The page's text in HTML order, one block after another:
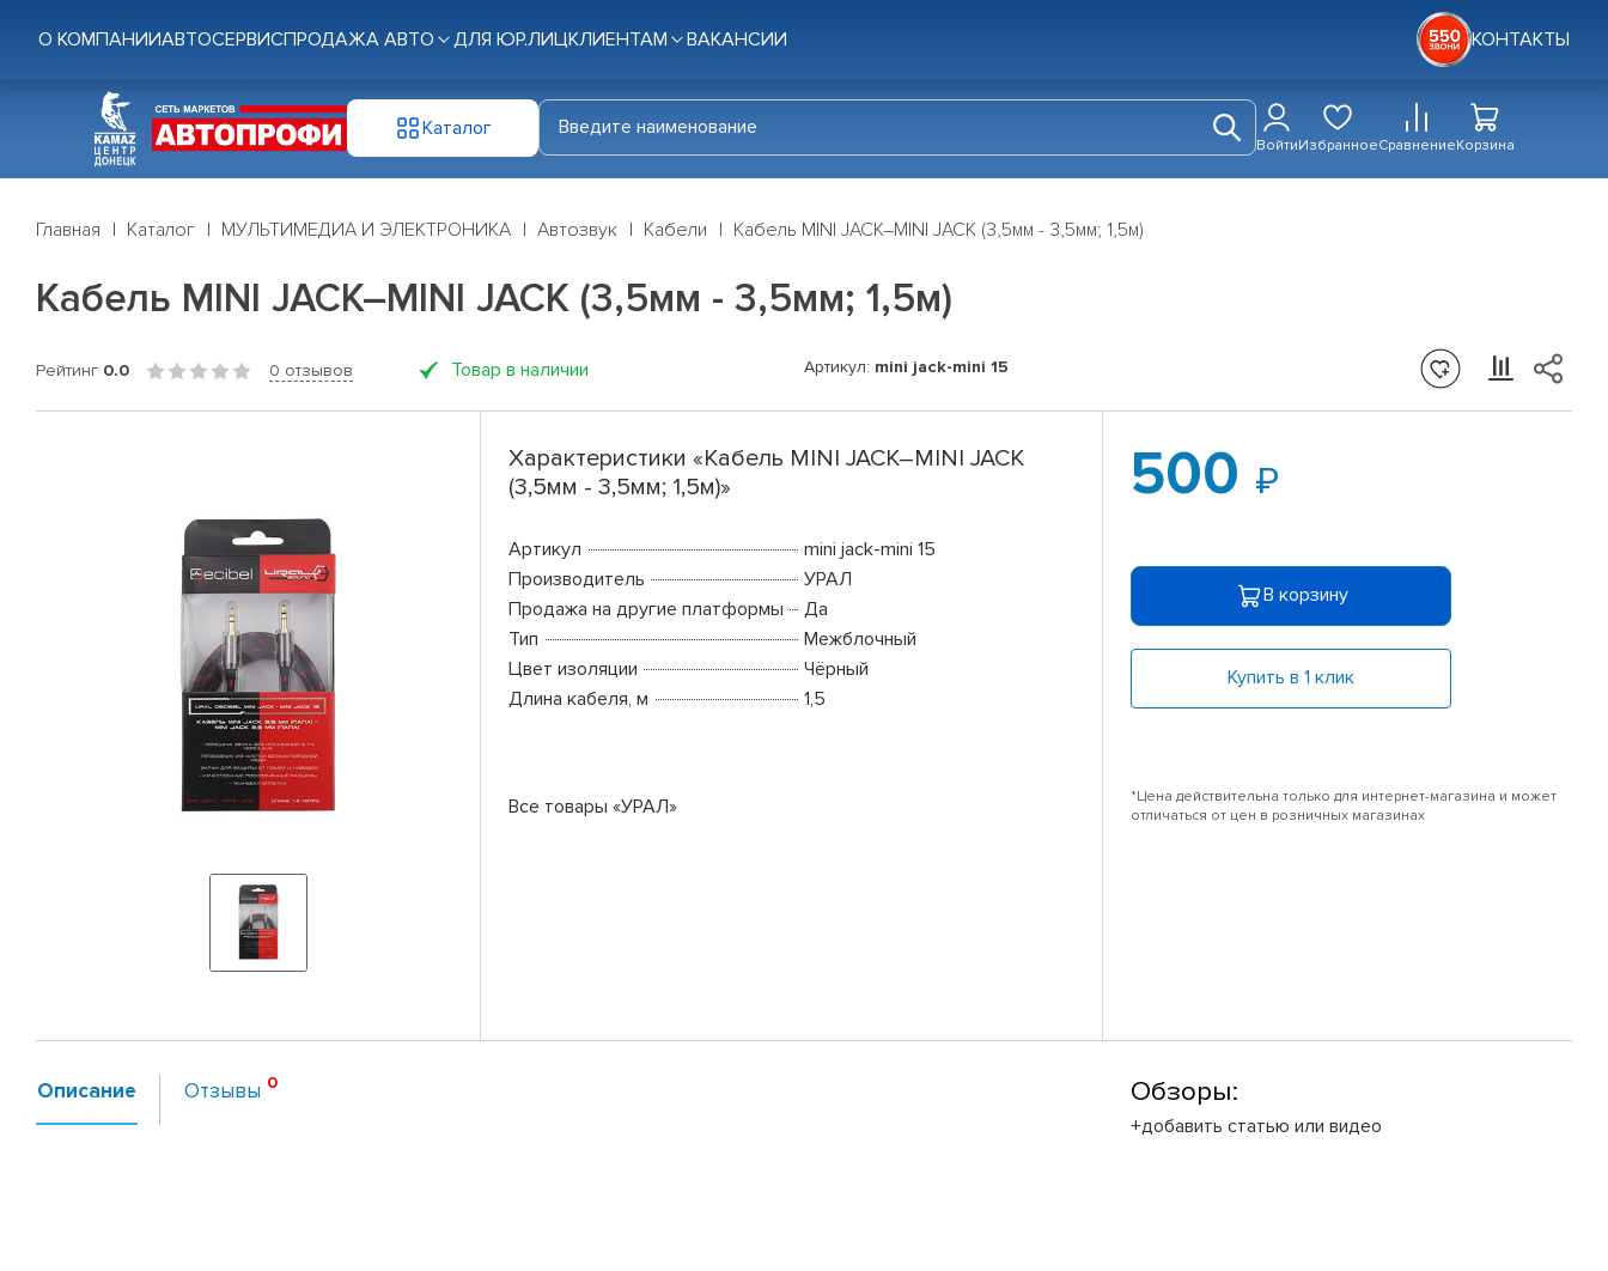
О КОМПАНИИАВТОСЕРВИСПРОДАЖА АВТО ДЛЯ ЮР.ЛИЦКЛИЕНТАМ ВАКАНСИИ КОНТАКТЫ
Каталог
ВойтиИзбранноеСравнениеКорзина
Главная Каталог МУЛЬТИМЕДИА И ЭЛЕКТРОНИКА Автозвук Кабели Кабель MINI JACK–MINI JACK (3,5мм - 3,5мм; 1,5м)
Кабель MINI JACK–MINI JACK (3,5мм - 3,5мм; 1,5м)
Рейтинг 0.0 0 отзывов Товар в наличии Артикул: mini jack-mini 15
Характеристики «Кабель MINI JACK–MINI JACK
(3,5мм - 3,5мм; 1,5м)»
Артикул
mini jack-mini 15
Производитель
УРАЛ
Продажа на другие платформы
Да
Тип
Межблочный
Цвет изоляции
Чёрный
Длина кабеля, м
1,5
Все товары «УРАЛ»
500
В корзину
Купить в 1 клик
*Цена действительна только для интернет-магазина и может
отличаться от цен в розничных магазинах
Описание Отзывы Обзоры:
+добавить статью или видео